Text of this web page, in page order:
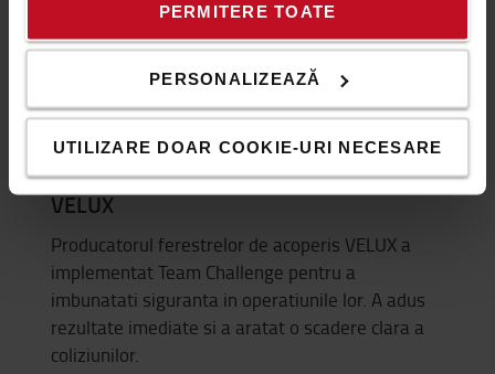
PERMITERE TOATE
PERSONALIZEAZĂ
UTILIZARE DOAR COOKIE-URI NECESARE
Mai putine coliziuni in depozitul central
VELUX
Producatorul ferestrelor de acoperis VELUX a
implementat Team Challenge pentru a
imbunatati siguranta in operatiunile lor. A adus
rezultate imediate si a aratat o scadere clara a
coliziunilor.